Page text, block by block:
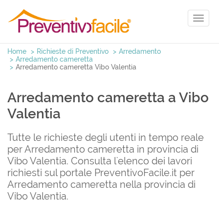
Home Richieste di Preventivo
Arredamento
Arredamento cameretta
Arredamento cameretta Vibo Valentia
Arredamento cameretta a Vibo
Valentia
Tutte le richieste degli utenti in tempo reale
per Arredamento cameretta in provincia di
Vibo Valentia. Consulta l'elenco dei lavori
richiesti sul portale PreventivoFacile.it per
Arredamento cameretta nella provincia di
Vibo Valentia.